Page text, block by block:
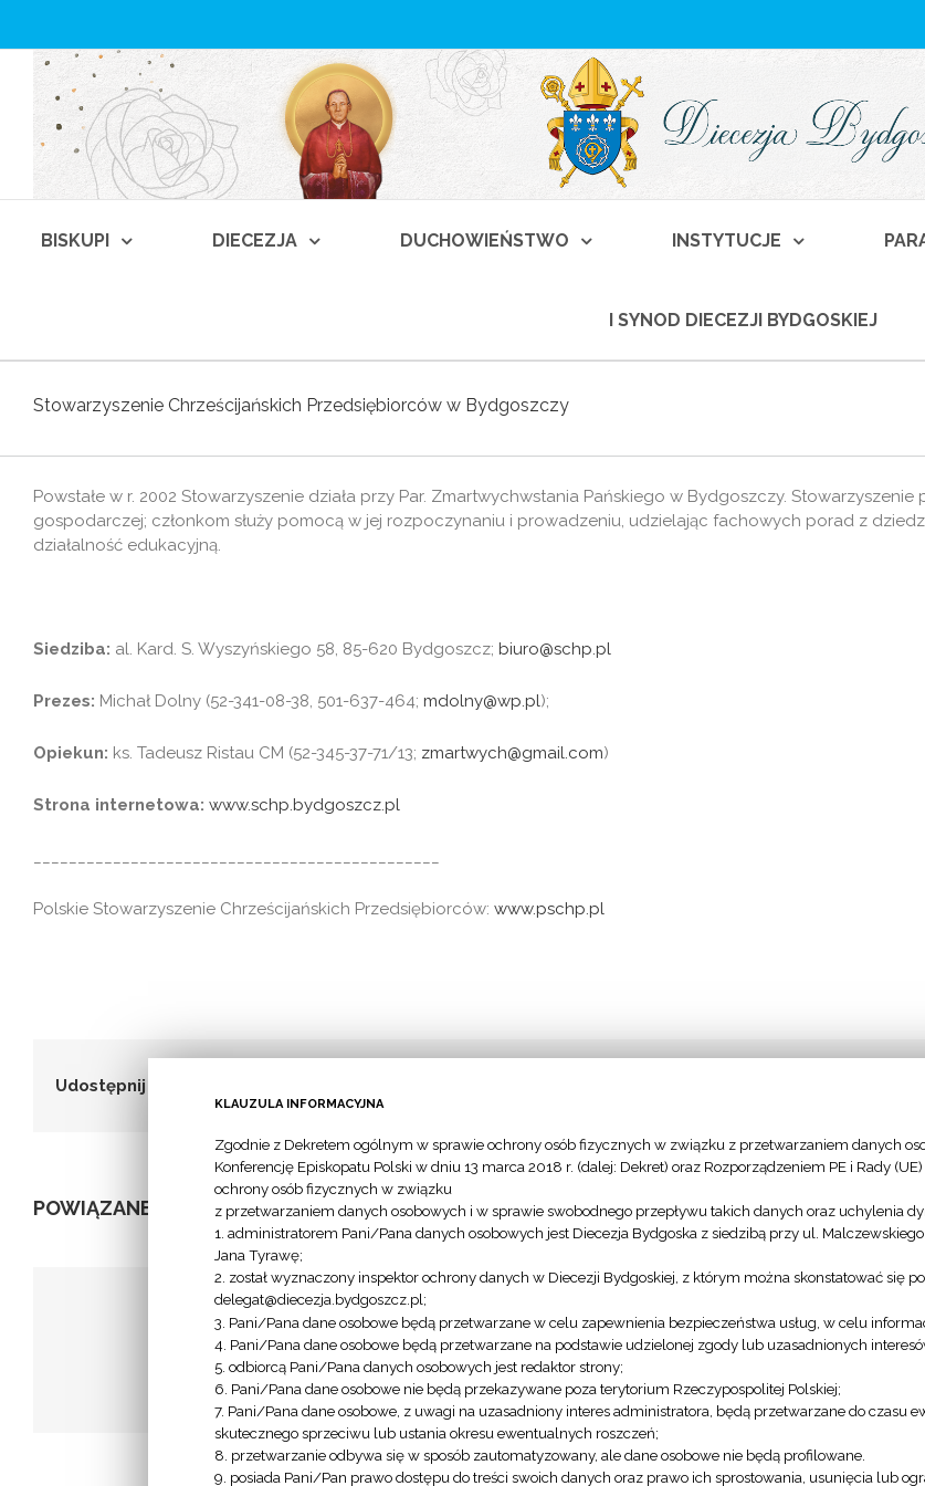
BISKUPI DIECEZJA DUCHOWIEŃSTWO INSTYTUCJE
I SYNOD DIECEZJI BYDGOSKIEJ
Stowarzyszenie Chrześcijańskich Przedsiębiorców w Bydgoszczy
Powstałe w r. 2002 Stowarzyszenie działa przy Par. Zmartwychwstania Pańskiego w Bydgoszczy.
gospodarczej; członkom służy pomocą w jej rozpoczynaniu i prowadzeniu, udzielając fachowych porad z
działalność edukacyjną.
Siedziba: al. Kard. S. Wyszyńskiego 58, 85-620 Bydgoszcz; biuro@schp.pl
Prezes: Michał Dolny (52-341-08-38, 501-637-464; mdolny@wp.pl);
Opiekun: ks. Tadeusz Ristau CM (52-345-37-71/13; zmartwych@gmail.com)
Strona internetowa: www.schp.bydgoszcz.pl
Polskie Stowarzyszenie Chrześcijańskich Przedsiębiorców: www.pschp.pl
Udostępnij to!
POWIĄZANE POSTY
Młodzi PLUS
Apostolat Modlitwy za
Kapłanów Margaretka
KLAUZULA INFORMACYJNA
Zgodnie z Dekretem ogólnym w sprawie ochrony osób fizycznych w związku z przetwarzaniem danych
Konferencję Episkopatu Polski w dniu 13 marca 2018 r. (dalej: Dekret) oraz Rozporządzeniem PE i Rady
ochrony osób fizycznych w związku
z przetwarzaniem danych osobowych i w sprawie swobodnego przepływu takich danych oraz uchylenia
1. administratorem Pani/Pana danych osobowych jest Diecezja Bydgoska z siedzibą przy ul.
Jana Tyrawę;
2. został wyznaczony inspektor ochrony danych w Diecezji Bydgoskiej, z którym można skonstatować się
delegat@diecezja.bydgoszcz.pl;
3. Pani/Pana dane osobowe będą przetwarzane w celu zapewnienia bezpieczeństwa usług, w celu
4. Pani/Pana dane osobowe będą przetwarzane na podstawie udzielonej zgody lub uzasadnionych
5. odbiorcą Pani/Pana danych osobowych jest redaktor strony;
6. Pani/Pana dane osobowe nie będą przekazywane poza terytorium Rzeczypospolitej Polskiej;
7. Pani/Pana dane osobowe, z uwagi na uzasadniony interes administratora, będą przetwarzane do czasu
skutecznego sprzeciwu lub ustania okresu ewentualnych roszczeń;
8. przetwarzanie odbywa się w sposób zautomatyzowany, ale dane osobowe nie będą profilowane.
9. posiada Pani/Pan prawo dostępu do treści swoich danych oraz prawo ich sprostowania, usunięcia lub